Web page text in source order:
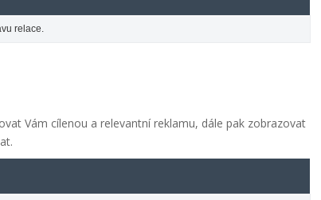
relace.
Vám cílenou a relevantní reklamu, dále pak zobrazovat